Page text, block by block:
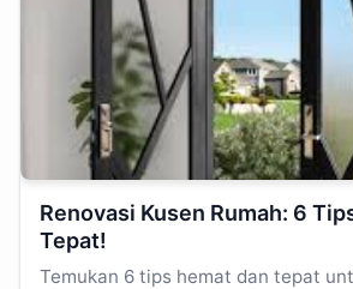
Renovasi Kusen Rumah: 6
Tepat!
Temukan 6 tips hemat dan tepat